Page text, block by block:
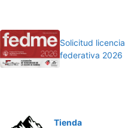
Solicitud licencia
federativa 2026
Tienda